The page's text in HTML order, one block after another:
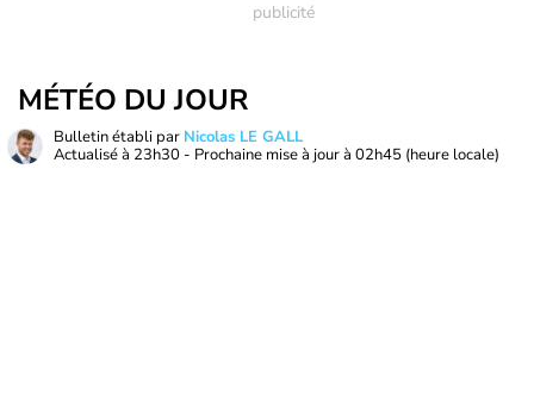
MÉTÉO DU JOUR
Bulletin établi par Nicolas LE GALL
Actualisé à 23h30 - Prochaine mise à jour à 02h45 (heure locale)